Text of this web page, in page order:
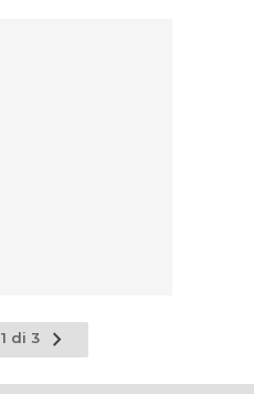
di 3
Pagina
successiva